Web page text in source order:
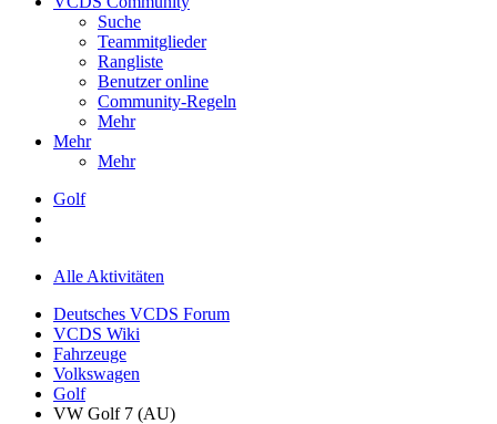
Suche
Teammitglieder
Rangliste
Benutzer online
Community-Regeln
Mehr
Mehr
Mehr
Golf
Alle Aktivitäten
Deutsches VCDS Forum
VCDS Wiki
Fahrzeuge
Volkswagen
Golf
VW Golf 7 (AU)